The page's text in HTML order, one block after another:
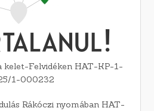
kelet-Felvidéken HAT-KP-1-
1-000232
Rákóczi nyomában HAT-